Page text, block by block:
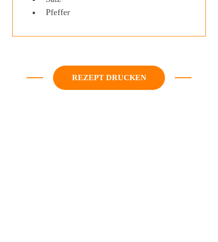
Pfeffer
REZEPT DRUCKEN